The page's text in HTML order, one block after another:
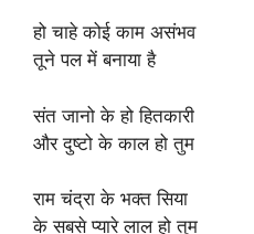
हो चाहे कोई काम असंभव
तूने पल में बनाया है
संत जानो के हो हितकारी
और दुष्टो के काल हो तुम
राम चंद्रा के भक्त सिया
के सबसे प्यारे लाल हो तुम